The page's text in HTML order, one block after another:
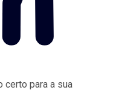
certo para a sua